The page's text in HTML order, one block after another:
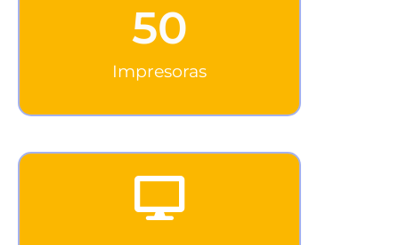
Impresoras
50